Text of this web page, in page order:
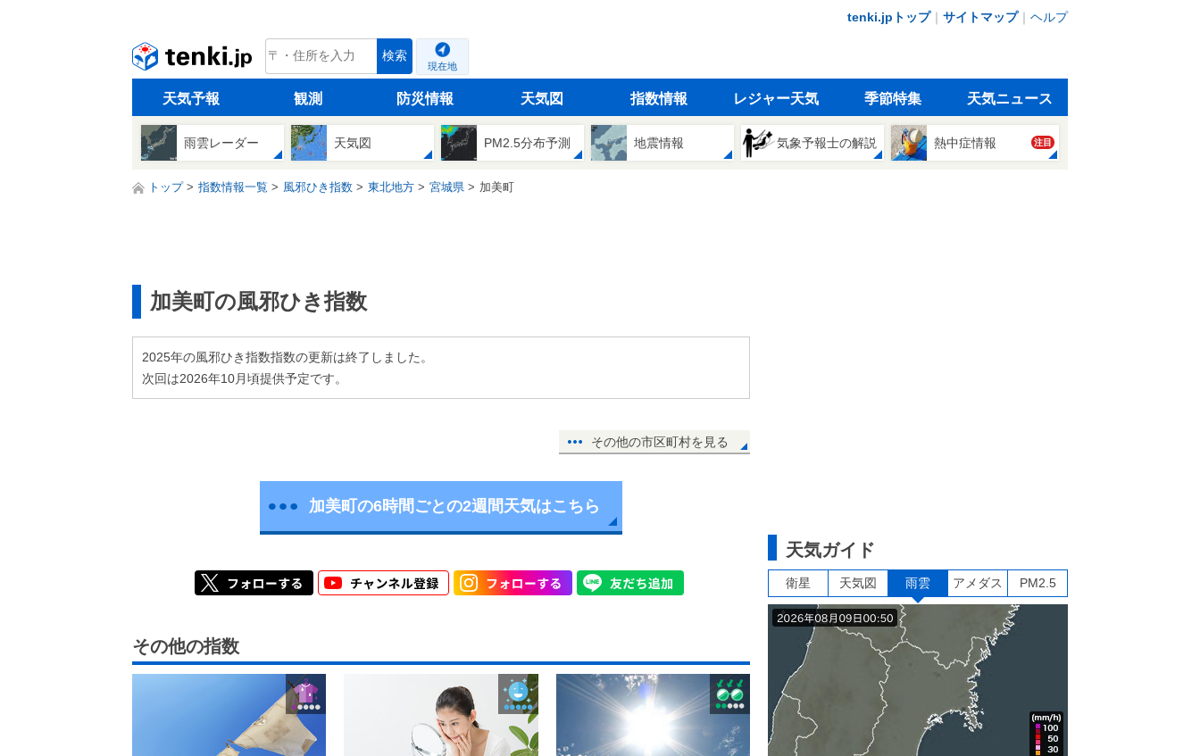
tenki.jpトップ｜ サイトマップ｜ ヘルプ
tenki.jp 検索
現在地
天気予報 観測 防災情報 天気図 指数情報 レジャー天気 季節特集 天気ニュース
雨雲レーダー 天気図 PM2.5分布予測 地震情報 気象予報士の解説 熱中症情報 注目
トップ 指数情報一覧 風邪ひき指数 東北地方 宮城県 加美町
加美町の風邪ひき指数
2025年の風邪ひき指数指数の更新は終了しました。
次回は2026年10月頃提供予定です。
その他の市区町村を見る
加美町の6時間ごとの2週間天気はこちら
その他の指数
天気ガイド
衛星 天気図 雨雲 アメダス PM2.5